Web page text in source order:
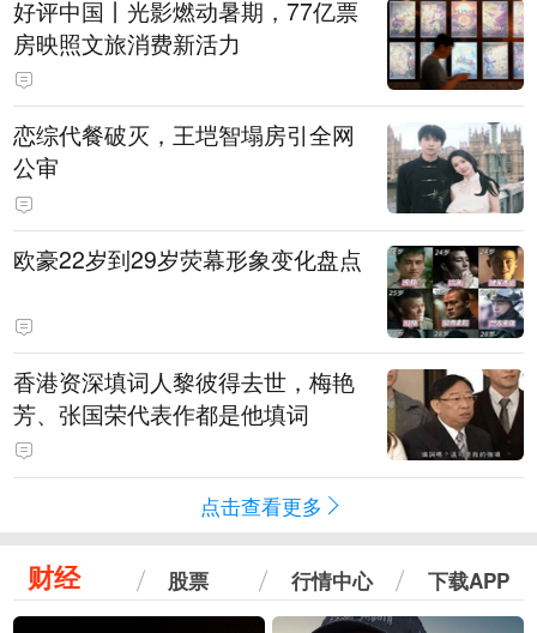
好评中国丨光影燃动暑期，77亿票
房映照文旅消费新活力
恋综代餐破灭，王垲智塌房引全网
公审
欧豪22岁到29岁荧幕形象变化盘点
香港资深填词人黎彼得去世，梅艳
芳、张国荣代表作都是他填词
点击查看更多
财经 股票 行情中心 下载APP